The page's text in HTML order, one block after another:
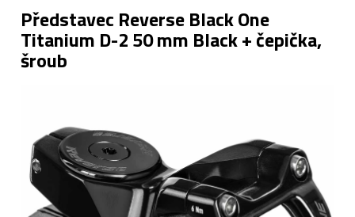
Představec Reverse Black One
Titanium D-2 50 mm Black + čepička,
šroub